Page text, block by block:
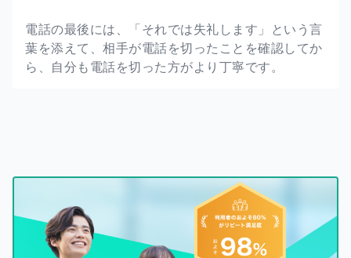
電話の最後には、「それでは失礼します」という言
葉を添えて、相手が電話を切ったことを確認してか
ら、自分も電話を切った方がより丁寧です。